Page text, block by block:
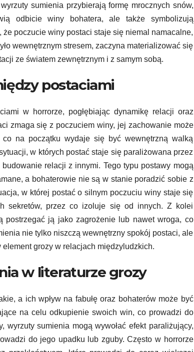
sumienia przybierają formę mrocznych snów,
odbicie winy bohatera, ale także symbolizują
poczucie winy postaci staje się niemal namacalne,
wewnętrznym stresem, zaczyna materializować się
ze światem zewnętrznym i z samym sobą.
postaciami
w horrorze, pogłębiając dynamikę relacji oraz
zmaga się z poczuciem winy, jej zachowanie może
na początku wydaje się być wewnętrzną walką
w których postać staje się paraliżowana przez
relacji z innymi. Tego typu postawy mogą
a bohaterowie nie są w stanie poradzić sobie z
w której postać o silnym poczuciu winy staje się
sekretów, przez co izoluje się od innych. Z kolei
postrzegać ją jako zagrożenie lub nawet wroga, co
nie tylko niszczą wewnętrzny spokój postaci, ale
grozy w relacjach międzyludzkich.
w literaturze grozy
a ich wpływ na fabułę oraz bohaterów może być
na celu odkupienie swoich win, co prowadzi do
sumienia mogą wywołać efekt paraliżujący,
do jego upadku lub zguby. Często w horrorze